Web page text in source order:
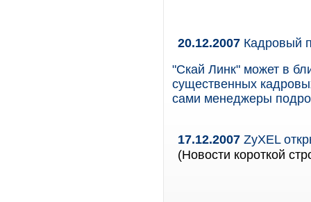
20.12.2007 Кадровый
"Скай Линк" может в
существенных
сами менеджеры
17.12.2007 ZyXEL
(Новости короткой